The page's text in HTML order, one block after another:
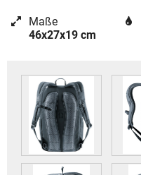
Maße
46x27x19 cm